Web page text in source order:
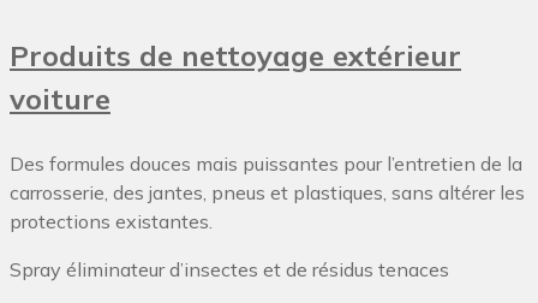
Produits de nettoyage extérieur
voiture
Des formules douces mais puissantes pour l’entretien de la
carrosserie, des jantes, pneus et plastiques, sans altérer les
protections existantes.
Spray éliminateur d’insectes et de résidus tenaces